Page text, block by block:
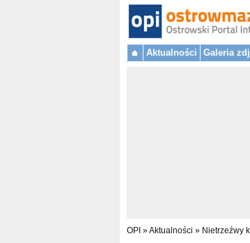
Aktualności Galeria
OPI »Aktualności » Nietrzeźwy